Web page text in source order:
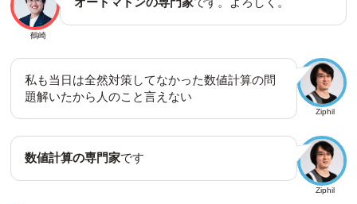
鶴崎
Ziphil
私も当日は全然対策してなかった数値計算の問
題解いたから人のこと言えない
Ziphil
数値計算の専門家です